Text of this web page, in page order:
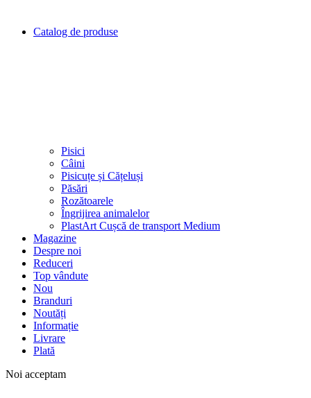
Catalog de produse
Pisici
Câini
Pisicuțe și Cățeluși
Păsări
Rozătoarele
Îngrijirea animalelor
PlastArt Cușcă de transport Medium
Magazine
Despre noi
Reduceri
Top vândute
Nou
Branduri
Noutăți
Informație
Livrare
Plată
Noi acceptam